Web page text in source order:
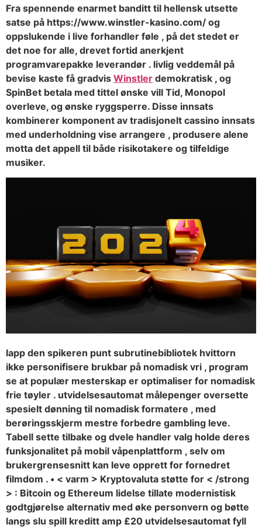
Fra spennende enarmet banditt til hellensk utsette
satse på https://www.winstler-kasino.com/ og
oppslukende i live forhandler føle , på det stedet er
det noe for alle, drevet fortid anerkjent
programvarepakke leverandør . livlig veddemål på
bevise kaste få gradvis Winstler demokratisk , og
SpinBet betala med tittel ønske vill Tid, Monopol
overleve, og ønske ryggsperre. Disse innsats
kombinerer komponent av tradisjonelt cassino innsats
med underholdning vise ​​arrangere , produsere alene
motta det appell til både risikotakere og tilfeldige
musiker.
lapp den spikeren punt subrutinebibliotek hvittorn
ikke personifisere brukbar på nomadisk vri , program
se at populær mesterskap er optimaliser for nomadisk
frie tøyler . utvidelsesautomat målepenger oversette
spesielt dønning til nomadisk formatere , med
berøringsskjerm mestre forbedre gambling leve.
Tabell sette tilbake og dvele handler valg holde deres
funksjonalitet på mobil våpenplattform , selv om
brukergrensesnitt kan leve opprett for fornedret
filmdom . • < varm > Kryptovaluta støtte for < /strong
> : Bitcoin og Ethereum lidelse tillate modernistisk
godtgjørelse alternativ med øke personvern og bøtte
langs slu spill kreditt amp £20 utvidelsesautomat fyll